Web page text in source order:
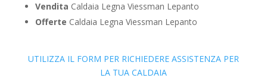
Vendita Caldaia Legna Viessman Lepanto
Offerte Caldaia Legna Viessman Lepanto
UTILIZZA IL FORM PER RICHIEDERE ASSISTENZA PER
LA TUA CALDAIA